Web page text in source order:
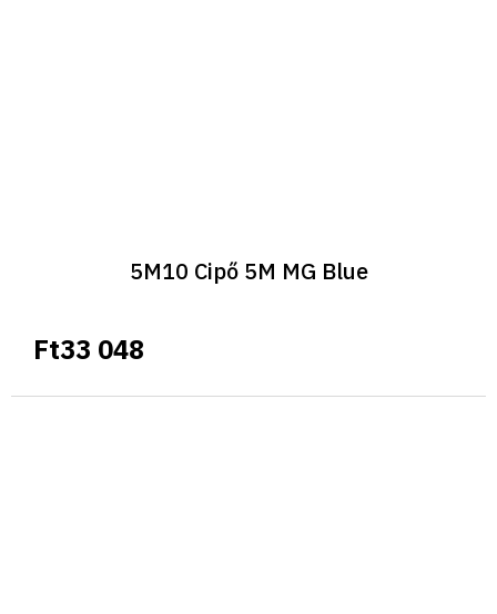
5M10 Cipő 5M MG Blue
Ft33 048